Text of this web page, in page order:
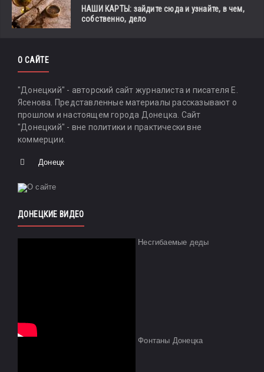
НАШИ КАРТЫ: зайдите сюда и узнайте, в чем,
собственно, дело
О САЙТЕ
"Донецкий" - авторский сайт журналиста и писателя Е.
Ясенова. Представленные материалы рассказывают о
прошлом и настоящем города Донецка. Сайт
"Донецкий" - вне политики и практически вне
коммерции.
Донецк
ДОНЕЦКИЕ ВИДЕО
Несгибаемые деды
Фонтаны Донецка